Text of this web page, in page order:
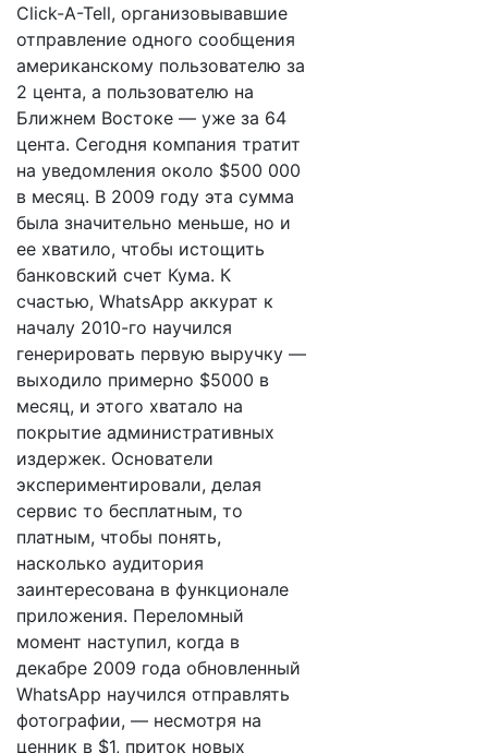
Click-A-Tell, организовывавшие
отправление одного сообщения
американскому пользователю за
2 цента, а пользователю на
Ближнем Востоке — уже за 64
цента. Сегодня компания тратит
на уведомления около $500 000
в месяц. В 2009 году эта сумма
была значительно меньше, но и
ее хватило, чтобы истощить
банковский счет Кума. К
счастью, WhatsApp аккурат к
началу 2010-го научился
генерировать первую выручку —
выходило примерно $5000 в
месяц, и этого хватало на
покрытие административных
издержек. Основатели
экспериментировали, делая
сервис то бесплатным, то
платным, чтобы понять,
насколько аудитория
заинтересована в функционале
приложения. Переломный
момент наступил, когда в
декабре 2009 года обновленный
WhatsApp научился отправлять
фотографии, — несмотря на
ценник в $1, приток новых